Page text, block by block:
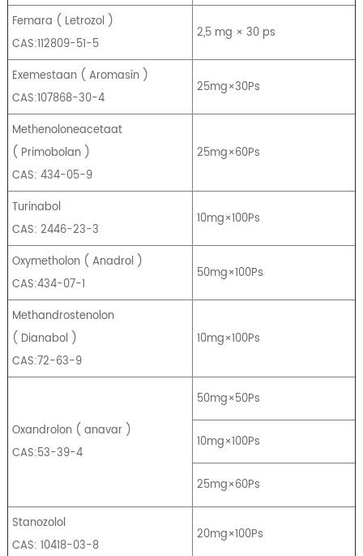
Femara ( Letrozol )
CAS:112809-51-5
2,5 mg × 30 ps
Exemestaan ​​(Aromasin )
CAS:107868-30-4
25mg×30Ps
Methenoloneacetaat
( Primobolan )
CAS: 434-05-9
25mg×60Ps
Turinabol
CAS: 2446-23-3
10mg×100Ps
Oxymetholon (Anadrol )
CAS:434-07-1
50mg×100Ps
Methandrostenolon
( Dianabol )
CAS:72-63-9
10mg×100Ps
Oxandrolon (anavar )
CAS:53-39-4
50mg×50Ps
10mg×100Ps
25mg×60Ps
Stanozolol
CAS: 10418-03-8
20mg×100Ps